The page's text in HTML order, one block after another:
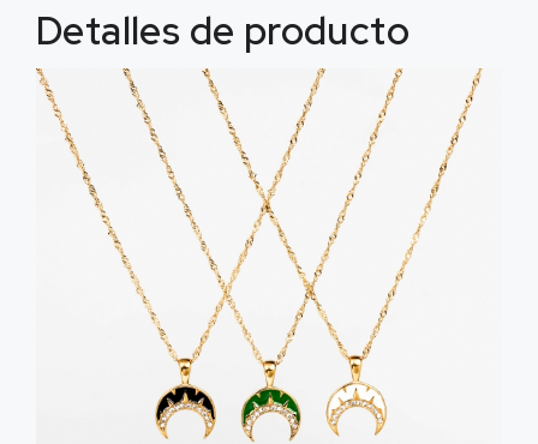
Detalles de producto